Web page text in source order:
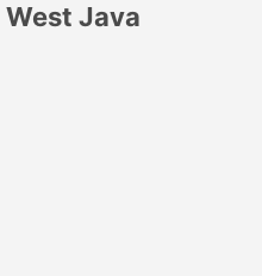
Java